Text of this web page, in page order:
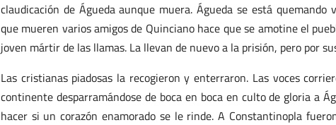
claudicación de Águeda aunque muera. Águeda se está
que mueren varios amigos de Quinciano hace que se amotine el
joven mártir de las llamas. La llevan de nuevo a la prisión, pero por
Las cristianas piadosas la recogieron y enterraron. Las voces
continente desparramándose de boca en boca en culto de gloria a
hacer si un corazón enamorado se le rinde. A Constantinopla